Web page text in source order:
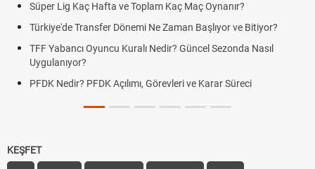
Süper Lig Kaç Hafta ve Toplam Kaç Maç Oynanır?
Türkiye'de Transfer Dönemi Ne Zaman Başlıyor ve Bitiyor?
TFF Yabancı Oyuncu Kuralı Nedir? Güncel Sezonda Nasıl
Uygulanıyor?
PFDK Nedir? PFDK Açılımı, Görevleri ve Karar Süreci
KEŞFET